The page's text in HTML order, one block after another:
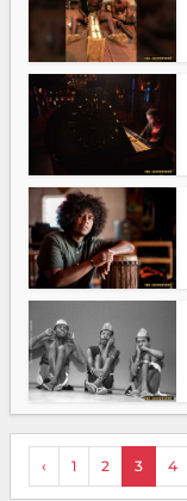
‹ 1 2 3 4